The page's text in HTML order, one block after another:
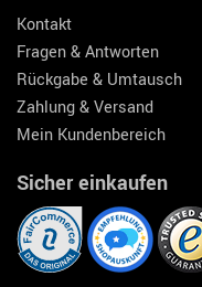
Kontakt
Fragen & Antworten
Rückgabe & Umtausch
Zahlung & Versand
Mein Kundenbereich
Sicher einkaufen